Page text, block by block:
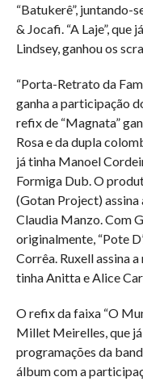
“Batukerê”, juntando-
& Jocafi. “A Laje”, que
Lindsey, ganhou os
“Porta-Retrato da
ganha a participação
refix de “Magnata”
Rosa e da dupla
já tinha Manoel
Formiga Dub. O
(Gotan Project) assina
Claudia Manzo. Com
originalmente, “Pote
Corrêa. Ruxell assina
tinha Anitta e Alice
O refix da faixa “O
Millet Meirelles, que já
programações da
álbum com a